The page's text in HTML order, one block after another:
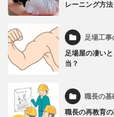
レーニング方法
足場工
足場屋の凄い
当？
職長の基
職長の再教育